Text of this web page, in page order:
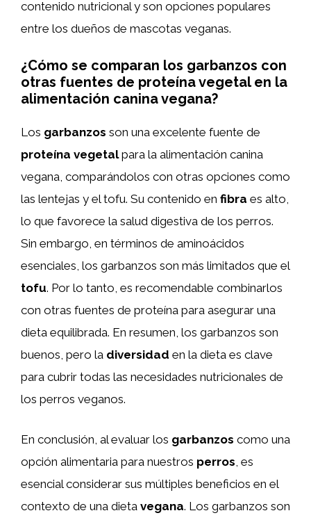
contenido nutricional y son opciones populares
entre los dueños de mascotas veganas.
¿Cómo se comparan los garbanzos con
otras fuentes de proteína vegetal en la
alimentación canina vegana?
Los garbanzos son una excelente fuente de
proteína vegetalpara la alimentación canina
vegana, comparándolos con otras opciones como
las lentejas y el tofu. Su contenido en fibra es alto,
lo que favorece la salud digestiva de los perros.
Sin embargo, en términos de aminoácidos
esenciales, los garbanzos son más limitados que el
tofu. Por lo tanto, es recomendable combinarlos
con otras fuentes de proteína para asegurar una
dieta equilibrada. En resumen, los garbanzos son
buenos, pero la diversidad en la dieta es clave
para cubrir todas las necesidades nutricionales de
los perros veganos.
En conclusión, al evaluar los garbanzos como una
opción alimentaria para nuestros perros , es
esencial considerar sus múltiples beneficios en el
contexto de una dieta vegana. Los garbanzos son